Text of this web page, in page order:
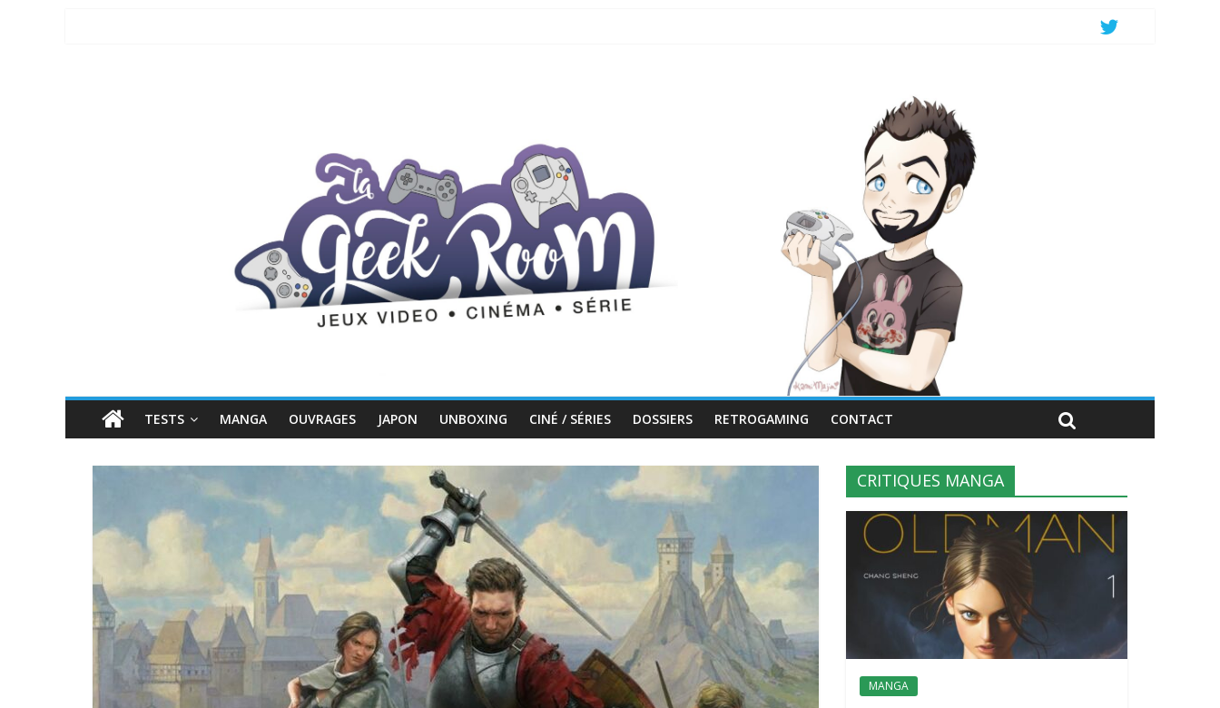
TESTS MANGA OUVRAGES JAPON UNBOXING CINÉ / SÉRIES DOSSIERS RETROGAMING CONTACT
CRITIQUES MANGA
MANGA